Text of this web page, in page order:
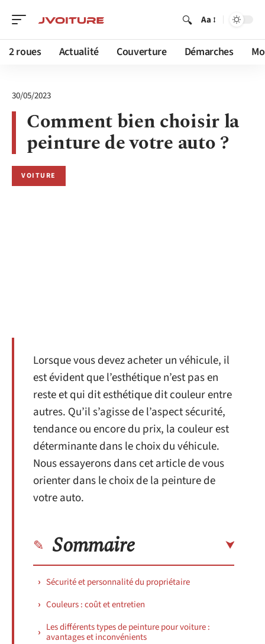
Aa
2 roues Actualité Couverture Démarches
30/05/2023
Comment bien choisir la
peinture de votre auto ?
VOITURE
Lorsque vous devez acheter un véhicule, il
est évident que l’esthétique n’est pas en
reste et qui dit esthétique dit couleur entre
autres. Qu’il s’agisse de l’aspect sécurité,
tendance ou encore du prix, la couleur est
déterminante dans le choix du véhicule.
Nous essayerons dans cet article de vous
orienter dans le choix de la peinture de
votre auto.
Sommaire
Sécurité et personnalité du propriétaire
Couleurs : coût et entretien
Les différents types de peinture pour voiture :
avantages et inconvénients